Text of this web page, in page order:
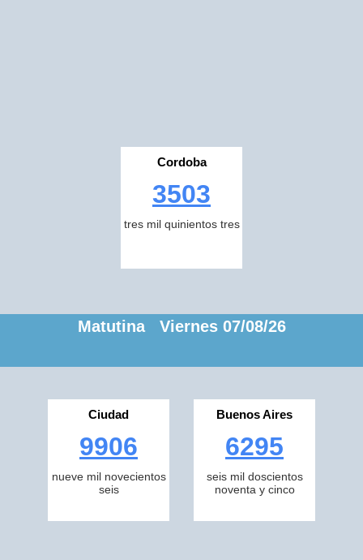
Cordoba
3503
tres mil quinientos tres
Matutina Viernes 07/08/26
Ciudad
9906
nueve mil novecientos
seis
Buenos Aires
6295
seis mil doscientos
noventa y cinco